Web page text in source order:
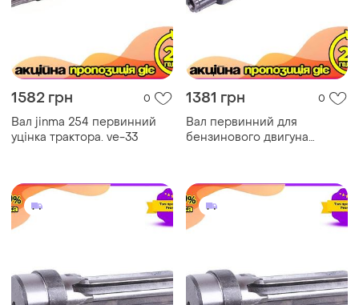
1582 грн 0
Вал jinma 254 первинний
уцінка трактора. ve-33
1381 грн 0
Вал первинний для
бензинового двигуна